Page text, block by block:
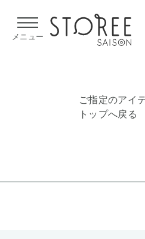
メニュー
ご指定のアイ
トップへ戻る